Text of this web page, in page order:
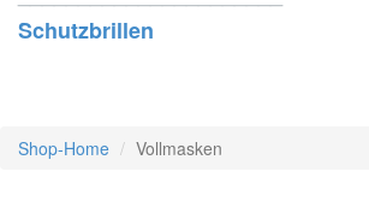
Schutzbrillen
Shop-Home Vollmasken